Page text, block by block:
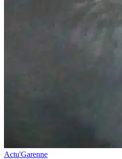
Actu'Garenne